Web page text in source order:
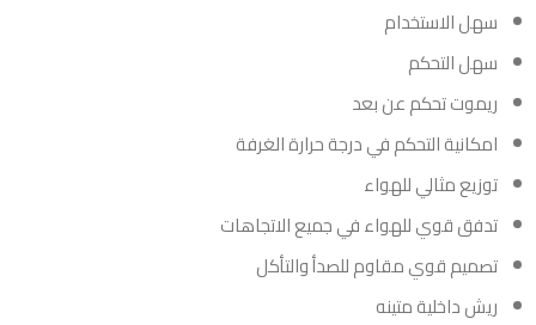
سهل الاستخدام
سهل التحكم
ريموت تحكم عن بعد
امكانية التحكم في درجة حرارة الغرفة
توزيع مثالي للهواء
تدفق قوي للهواء في جميع الاتجاهات
تصميم قوي مقاوم للصدأ والتأكل
ريش داخلية متينه